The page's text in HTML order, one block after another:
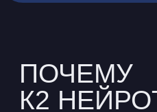
КЛЮЧЕВЫЕ
ПРОЕКТЫ